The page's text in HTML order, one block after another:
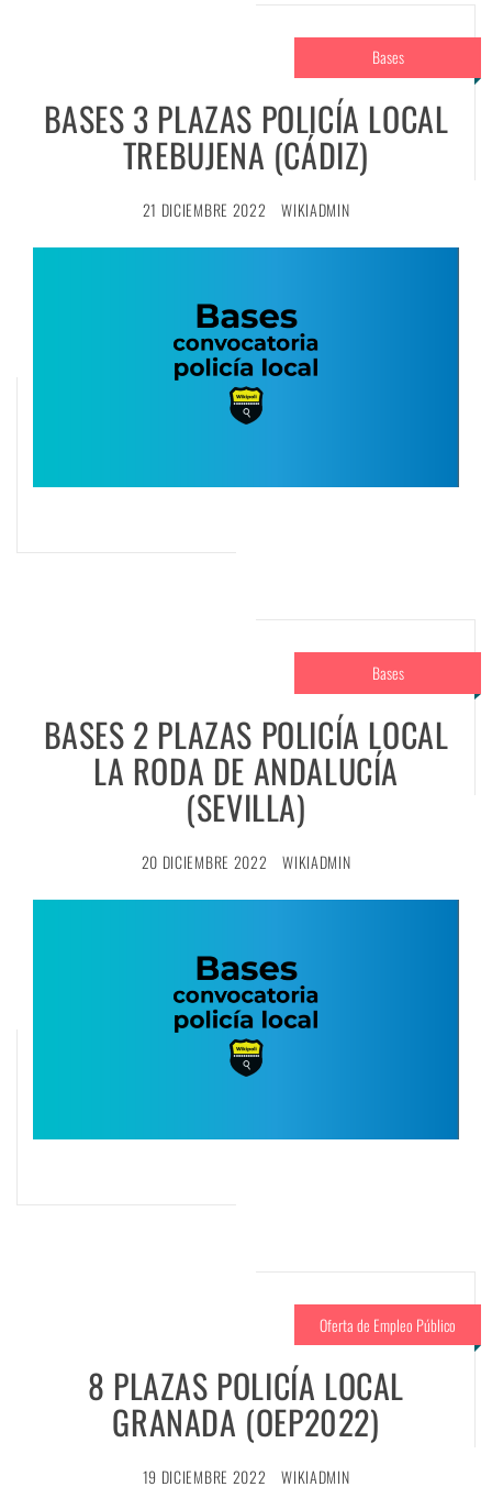
Bases
BASES 3 PLAZAS POLICÍA LOCAL
TREBUJENA (CÁDIZ)
21 DICIEMBRE 2022 WIKIADMIN
Bases
BASES 2 PLAZAS POLICÍA LOCAL
LA RODA DE ANDALUCÍA
(SEVILLA)
20 DICIEMBRE 2022 WIKIADMIN
Oferta de Empleo Público
8 PLAZAS POLICÍA LOCAL
GRANADA (OEP2022)
19 DICIEMBRE 2022 WIKIADMIN